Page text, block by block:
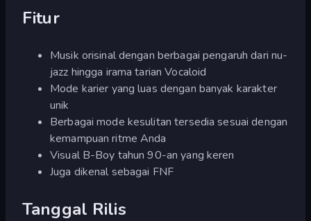
Fitur
Musik orisinal dengan berbagai pengaruh dari nu-
jazz hingga irama tarian Vocaloid
Mode karier yang luas dengan banyak karakter
unik
Berbagai mode kesulitan tersedia sesuai dengan
kemampuan ritme Anda
Visual B-Boy tahun 90-an yang keren
Juga dikenal sebagai FNF
Tanggal Rilis